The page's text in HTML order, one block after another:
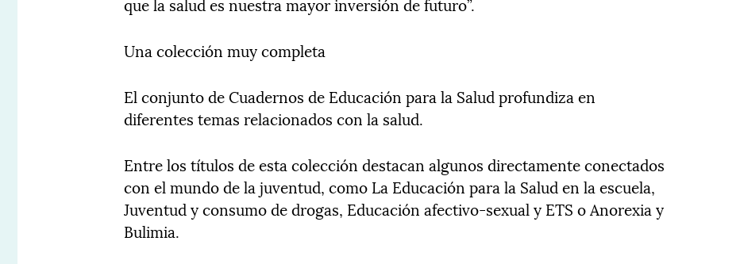
Una colección muy completa
El conjunto de Cuadernos de Educación para la Salud profundiza en
diferentes temas relacionados con la salud.
Entre los títulos de esta colección destacan algunos directamente conectados
con el mundo de la juventud, como La Educación para la Salud en la escuela,
Juventud y consumo de drogas, Educación afectivo-sexual y ETS o Anorexia y
Bulimia.